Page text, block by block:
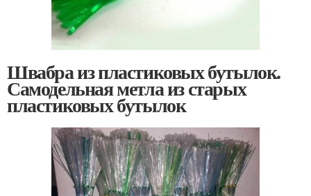
Швабра из пластиковых бутылок.
Самодельная метла из старых
пластиковых бутылок